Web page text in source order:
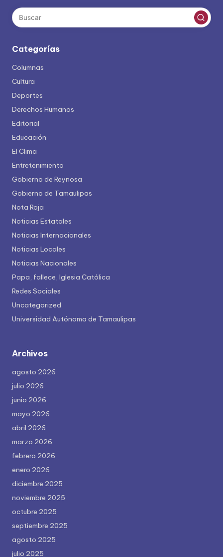
Categorías
Columnas
Cultura
Deportes
Derechos Humanos
Editorial
Educación
El Clima
Entretenimiento
Gobierno de Reynosa
Gobierno de Tamaulipas
Nota Roja
Noticias Estatales
Noticias Internacionales
Noticias Locales
Noticias Nacionales
Papa, fallece, Iglesia Católica
Redes Sociales
Uncategorized
Universidad Autónoma de Tamaulipas
Archivos
agosto 2026
julio 2026
junio 2026
mayo 2026
abril 2026
marzo 2026
febrero 2026
enero 2026
diciembre 2025
noviembre 2025
octubre 2025
septiembre 2025
agosto 2025
julio 2025